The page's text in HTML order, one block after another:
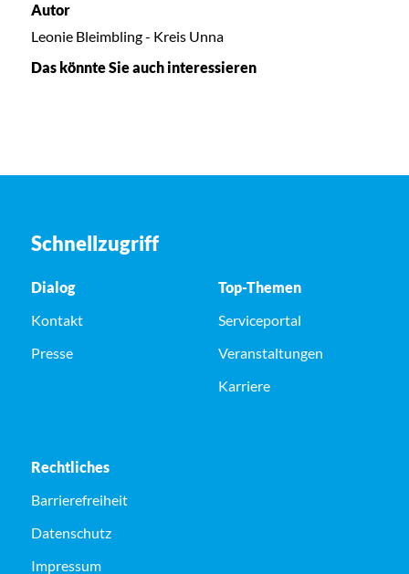
Autor
Leonie Bleimbling - Kreis Unna
Das könnte Sie auch interessieren
Schnellzugriff
Dialog
Kontakt
Presse
Top-Themen
Serviceportal
Veranstaltungen
Karriere
Rechtliches
Barrierefreiheit
Datenschutz
Impressum